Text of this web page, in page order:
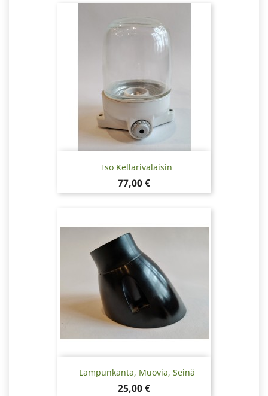
Iso Kellarivalaisin
Hinta
77,00 €
Lampunkanta, Muovia, Seinä
Hinta
25,00 €